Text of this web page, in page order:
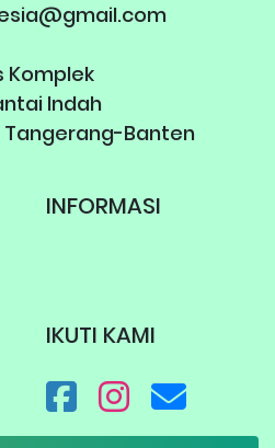
Komplek
Indah
Tangerang-Banten
INFORMASI
IKUTI KAMI